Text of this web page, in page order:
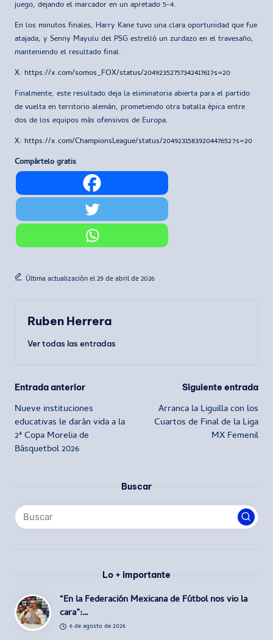
juego, dejando el marcador en un apretado 5-4.
En los minutos finales, Harry Kane tuvo una clara oportunidad que fue
atajada, y Senny Mayulu del PSG estrelló un zurdazo en el travesaño,
manteniendo el resultado final.
X: https://x.com/somos_FOX/status/2049235275734241761?s=20
Finalmente, este resultado deja la eliminatoria abierta para el partido
de vuelta en territorio alemán, prometiendo otra batalla épica entre
dos de los equipos más ofensivos de Europa.
X: https://x.com/ChampionsLeague/status/2049231583920447652?s=20
Compártelo gratis
Última actualización el 29 de abril de 2026
Ruben Herrera
Ver todas las entradas
Navegación
de
entradas
Entrada anterior
Nueve instituciones
educativas le darán vida a la
2ª Copa Morelia de
Básquetbol 2026
Siguiente entrada
Arranca la Liguilla con los
Cuartos de Final de la Liga
MX Femenil
Buscar
Lo + importante
“En la Federación Mexicana de Fútbol nos vio la
cara”:…
6 de agosto de 2026